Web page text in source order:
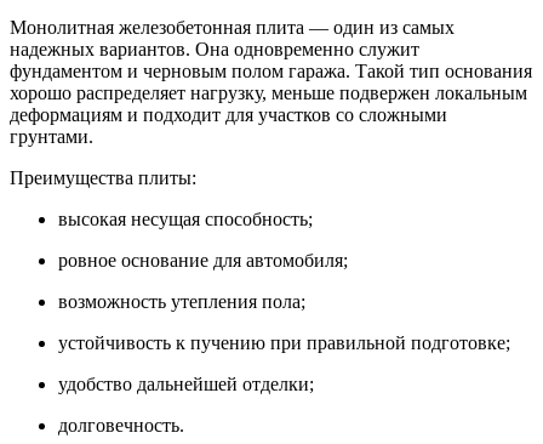
Монолитная железобетонная плита — один из самых
надежных вариантов. Она одновременно служит
фундаментом и черновым полом гаража. Такой тип основания
хорошо распределяет нагрузку, меньше подвержен локальным
деформациям и подходит для участков со сложными
грунтами.
Преимущества плиты:
высокая несущая способность;
ровное основание для автомобиля;
возможность утепления пола;
устойчивость к пучению при правильной подготовке;
удобство дальнейшей отделки;
долговечность.